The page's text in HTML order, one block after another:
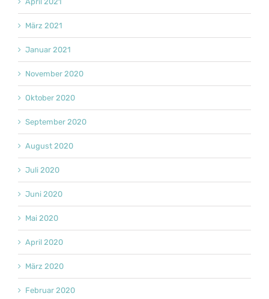
März 2021
Januar 2021
November 2020
Oktober 2020
September 2020
August 2020
Juli 2020
Juni 2020
Mai 2020
April 2020
März 2020
Februar 2020